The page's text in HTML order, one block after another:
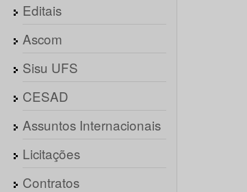
Editais
Ascom
Sisu UFS
CESAD
Assuntos Internacionais
Licitações
Contratos